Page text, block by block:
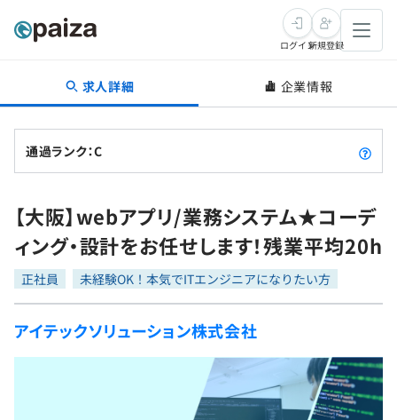
転職・キャリア
転職成功ガイド
転職エージェント
インタビュー
転職成功ガイド
新卒就活
求人検索
本選考
インターン
学習
問題集
プログラミング言語
ゲーム・マンガ
ログイン新規登録
求人詳細 企業情報
通過ランク：C
【大阪】webアプリ/業務システム★コーデ
ィング・設計をお任せします！残業平均20h
正社員 未経験OK！本気でITエンジニアになりたい方
アイテックソリューション株式会社